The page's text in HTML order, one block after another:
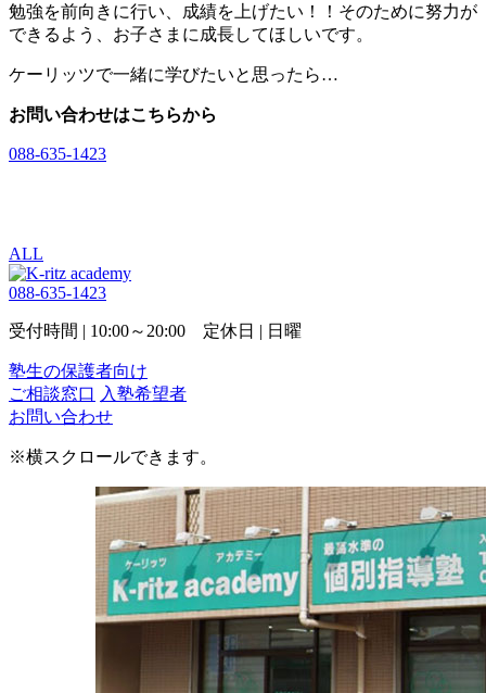
勉強を前向きに行い、成績を上げたい！！そのために努力が
できるよう、お子さまに成長してほしいです。
ケーリッツで一緒に学びたいと思ったら…
お問い合わせはこちらから
088-635-1423
ALL
088-635-1423
受付時間 | 10:00～20:00 定休日 | 日曜
塾生の保護者向け
ご相談窓口 入塾希望者
お問い合わせ
※横スクロールできます。